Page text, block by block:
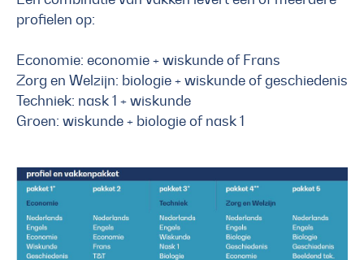
profielen op:
Economie: economie + wiskunde of Frans
Zorg en Welzijn: biologie + wiskunde of geschiedenis
Techniek: nask 1 + wiskunde
Groen: wiskunde + biologie of nask 1